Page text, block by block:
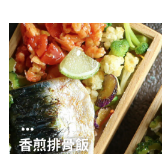
酥、土鳳梨酥
課程內容含內餡製作
（黏土製作，每顆尺